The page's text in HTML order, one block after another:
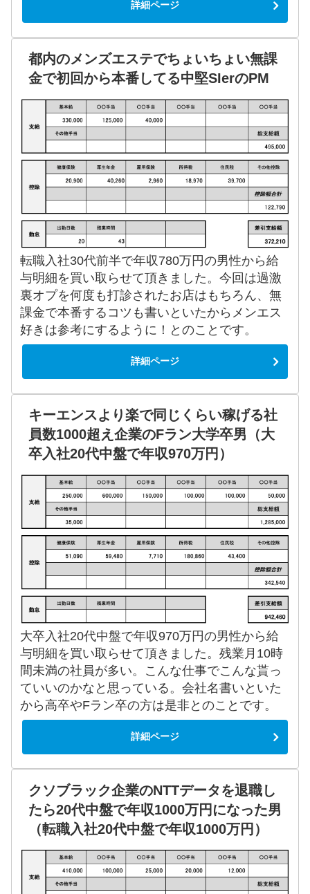
詳細ページ
都内のメンズエステでちょいちょい無課
金で初回から本番してる中堅SIerのPM
転職入社30代前半で年収780万円の男性から給
与明細を買い取らせて頂きました。今回は過激
裏オプを何度も打診されたお店はもちろん、無
課金で本番するコツも書いといたからメンエス
好きは参考にするように！とのことです。
詳細ページ
キーエンスより楽で同じくらい稼げる社
員数1000超え企業のFラン大学卒男（大
卒入社20代中盤で年収970万円）
大卒入社20代中盤で年収970万円の男性から給
与明細を買い取らせて頂きました。残業月10時
間未満の社員が多い。こんな仕事でこんな貰っ
ていいのかなと思っている。会社名書いといた
から高卒やFラン卒の方は是非とのことです。
詳細ページ
クソブラック企業のNTTデータを退職し
たら20代中盤で年収1000万円になった男
（転職入社20代中盤で年収1000万円）